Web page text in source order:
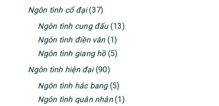
Ngôn tình cổ đại(37)
Ngôn tình cung đấu(13)
Ngôn tình điền văn(1)
Ngôn tình giang hồ(5)
Ngôn tình hiện đại(90)
Ngôn tình hắc bang(5)
Ngôn tình quân nhân(1)